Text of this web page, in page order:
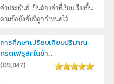
คำประพันธ์ เป็นถ้อยคำที่เรียบเรียงขึ้น
ตามข้อบังคับที่ถูกกำหนดไว้ ...
การศึกษาเปรียบเทียบปริมาณ
กรดเฟรูลิคในข้า...
(89,847)
...